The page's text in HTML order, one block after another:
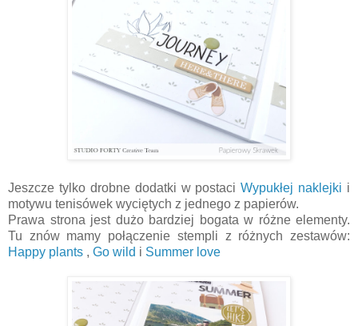
Jeszcze tylko drobne dodatki w postaciWypukłej naklejki i
motywu tenisówek wyciętych z jednego z papierów.
Prawa strona jest dużo bardziej bogata w różne elementy.
Tu znów mamy połączenie stempli z różnych zestawów:
Happy plants , Go wild i Summer love